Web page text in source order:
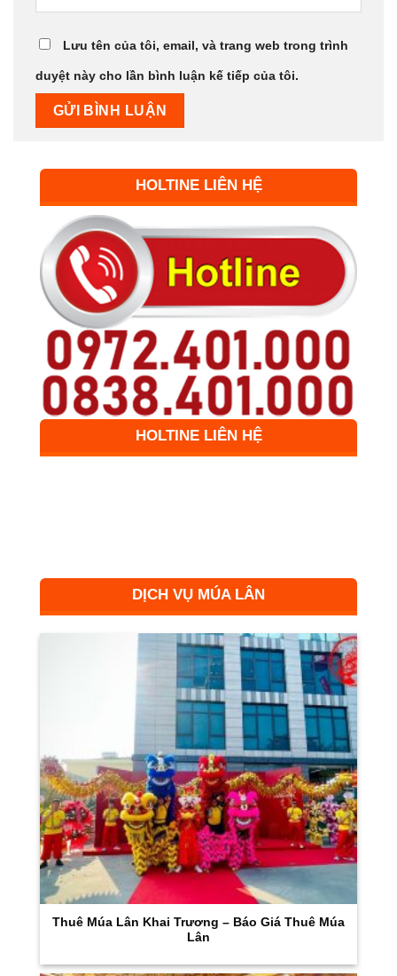
HOLTINE LIÊN HỆ
HOLTINE LIÊN HỆ
DỊCH VỤ MÚA LÂN
Thuê Múa Lân Khai Trương – Báo Giá Thuê Múa
Lân
Lưu tên của tôi, email, và trang web trong trình
duyệt này cho lần bình luận kế tiếp của tôi.